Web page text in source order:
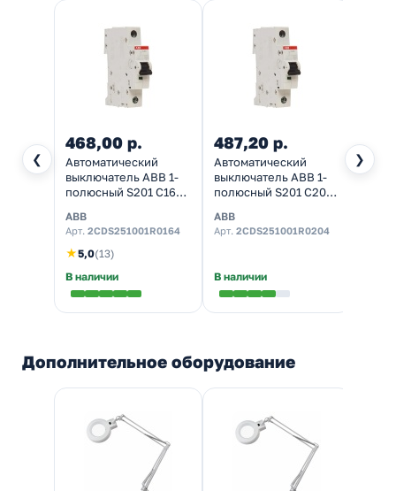
❮ ❯
468,00 р.
Автоматический
выключатель ABB 1-
полюсный S201 C16
электрический)
ABB
Арт. 2CDS251001R0164
★5,0(13)
В наличии
487,20 р.
Автоматический
выключатель ABB 1-
полюсный S201 C20
электрический)
ABB
Арт. 2CDS251001R0204
В наличии
Дополнительное оборудование